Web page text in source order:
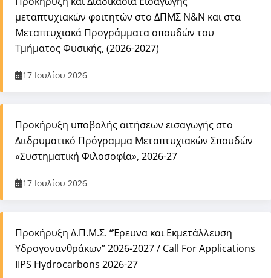
μεταπτυχιακών φοιτητών στο ΔΠΜΣ Ν&Ν και στα
Μεταπτυχιακά Προγράμματα σπουδών του
Τμήματος Φυσικής, (2026-2027)
17 Ιουλίου 2026
Προκήρυξη υποβολής αιτήσεων εισαγωγής στο
Διιδρυματικό Πρόγραμμα Μεταπτυχιακών Σπουδών
«Συστηματική Φιλοσοφία», 2026-27
17 Ιουλίου 2026
Προκήρυξη Δ.Π.Μ.Σ. “Έρευνα και Εκμετάλλευση
Υδρογονανθράκων” 2026-2027 / Call For Applications
IIPS Hydrocarbons 2026-27